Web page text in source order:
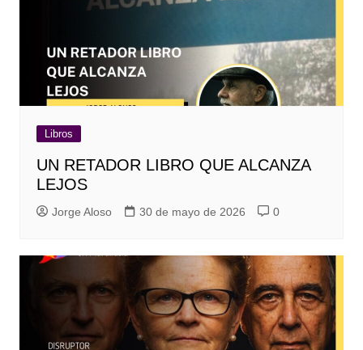
Libros
UN RETADOR LIBRO QUE ALCANZA
LEJOS
Jorge Aloso 30 de mayo de 2026 0